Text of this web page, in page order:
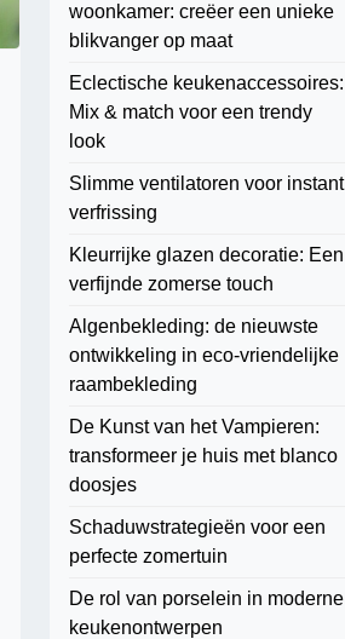
woonkamer: creëer een unieke
blikvanger op maat
Eclectische keukenaccessoires:
Mix & match voor een trendy
look
Slimme ventilatoren voor instant
verfrissing
Kleurrijke glazen decoratie: Een
verfijnde zomerse touch
Algenbekleding: de nieuwste
ontwikkeling in eco-vriendelijke
raambekleding
De Kunst van het Vampieren:
transformeer je huis met blanco
doosjes
Schaduwstrategieën voor een
perfecte zomertuin
De rol van porselein in moderne
keukenontwerpen